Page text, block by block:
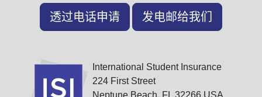
透过电话申请 发电邮给我们
International Student Insurance
224 First Street
Neptune Beach, FL 32266 USA